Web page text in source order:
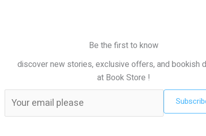
Be the first to know
discover new stories, exclusive offers, and bookish
at Book Store !